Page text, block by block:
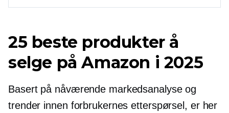
25 beste produkter å
selge på Amazon i 2025
Basert på nåværende markedsanalyse og
trender innen forbrukernes etterspørsel, er her